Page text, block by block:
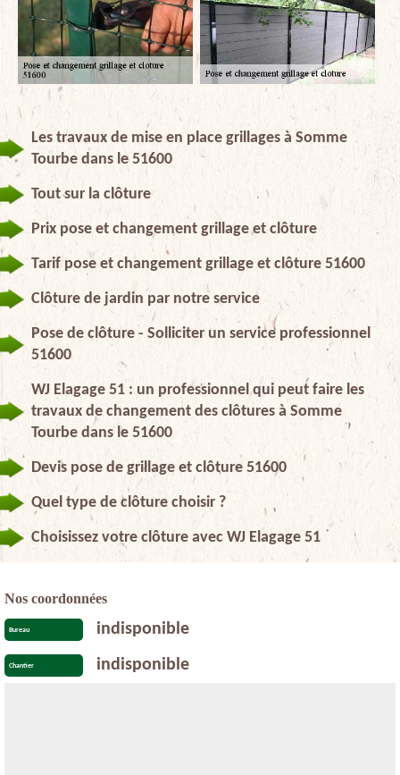
Les travaux de mise en place grillages à Somme
Tourbe dans le 51600
Tout sur la clôture
Prix pose et changement grillage et clôture
Tarif pose et changement grillage et clôture 51600
Clôture de jardin par notre service
Pose de clôture - Solliciter un service professionnel
51600
WJ Elagage 51 : un professionnel qui peut faire les
travaux de changement des clôtures à Somme
Tourbe dans le 51600
Devis pose de grillage et clôture 51600
Quel type de clôture choisir ?
Choisissez votre clôture avec WJ Elagage 51
Nos coordonnées
Bureau indisponible
Chantier indisponible